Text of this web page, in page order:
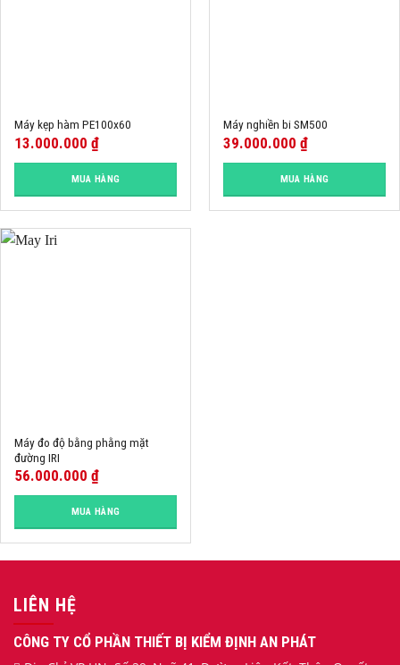
Máy kẹp hàm PE100x60
13.000.000 ₫
MUA HÀNG
Máy nghiền bi SM500
39.000.000 ₫
MUA HÀNG
Máy đo độ bằng phằng mặt
đường IRI
56.000.000 ₫
MUA HÀNG
LIÊN HỆ
CÔNG TY CỔ PHẦN THIẾT BỊ KIỂM ĐỊNH AN PHÁT